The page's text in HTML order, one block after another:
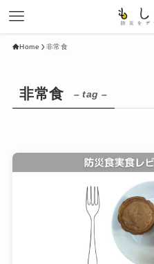
Home 非常食
非常食 – tag –